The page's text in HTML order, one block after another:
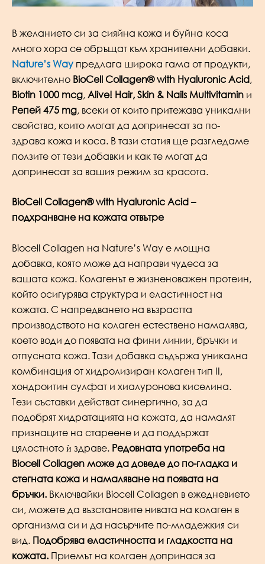
В желанието си за сияйна кожа и буйна коса
много хора се обръщат към хранителни добавки.
Nature’s Way предлага широка гама от продукти,
включително BioCell Collagen® with Hyaluronic Acid,
Biotin 1000 mcg, Alive! Hair, Skin & Nails Multivitamin и
Репей 475 mg, всеки от които притежава уникални
свойства, които могат да допринесат за по-
здрава кожа и коса. В тази статия ще разгледаме
ползите от тези добавки и как те могат да
допринесат за вашия режим за красота.
BioCell Collagen® with Hyaluronic Acid–
подхранване на кожата отвътре
Biocell Collagen на Nature’s Way е мощна
добавка, която може да направи чудеса за
вашата кожа. Колагенът е жизненоважен протеин,
който осигурява структура и еластичност на
кожата. С напредването на възрастта
производството на колаген естествено намалява,
което води до появата на фини линии, бръчки и
отпусната кожа. Тази добавка съдържа уникална
комбинация от хидролизиран колаген тип II,
хондроитин сулфат и хиалуронова киселина.
Тези съставки действат синергично, за да
подобрят хидратацията на кожата, да намалят
признаците на стареене и да поддържат
цялостното ѝ здраве. Редовната употреба на
Biocell Collagen може да доведе до по-гладка и
стегната кожа и намаляване на появата на
бръчки. Включвайки Biocell Collagen в ежедневието
си, можете да възстановите нивата на колаген в
организма си и да насърчите по-младежкия си
вид. Подобрява еластичността и гладкостта на
кожата. Приемът на колгаен допринася за